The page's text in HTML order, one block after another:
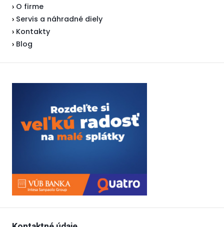
› O firme
› Servis a náhradné diely
› Kontakty
› Blog